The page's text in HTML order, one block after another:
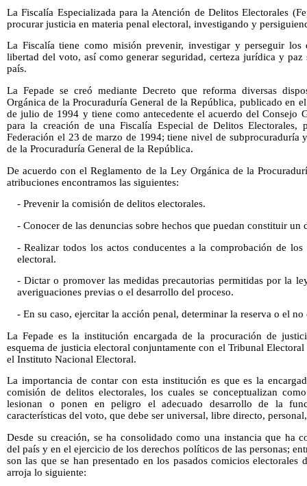
La Fiscalía Especializada para la Atención de Delitos Electorales
procurar justicia en materia penal electoral, investigando y
La Fiscalía tiene como misión prevenir, investigar y perseguir los
libertad del voto, así como generar seguridad, certeza jurídica y paz
país.
La Fepade se creó mediante Decreto que reforma diversas
Orgánica de la Procuraduría General de la República, publicado en
de julio de 1994 y tiene como antecedente el acuerdo del Consejo
para la creación de una Fiscalía Especial de Delitos
Federación el 23 de marzo de 1994; tiene nivel de subprocuraduría
de la Procuraduría General de la República.
De acuerdo con el Reglamento de la Ley Orgánica de la
atribuciones encontramos las siguientes:
- Prevenir la comisión de delitos electorales.
- Conocer de las denuncias sobre hechos que puedan constituir un
- Realizar todos los actos conducentes a la comprobación de
electoral.
- Dictar o promover las medidas precautorias permitidas por la
averiguaciones previas o el desarrollo del proceso.
- En su caso, ejercitar la acción penal, determinar la reserva o el
La Fepade es la institución encargada de la procuración de
esquema de justicia electoral conjuntamente con el Tribunal
el Instituto Nacional Electoral.
La importancia de contar con esta institución es que es la
comisión de delitos electorales, los cuales se conceptualizan
lesionan o ponen en peligro el adecuado desarrollo de la
características del voto, que debe ser universal, libre directo,
Desde su creación, se ha consolidado como una instancia que ha
del país y en el ejercicio de los derechos políticos de las personas;
son las que se han presentado en los pasados comicios electorales
arroja lo siguiente: